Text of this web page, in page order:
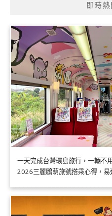
即時
一天完成台灣環島旅行，一輛不
2026三麗鷗萌旅號搭乘心得，